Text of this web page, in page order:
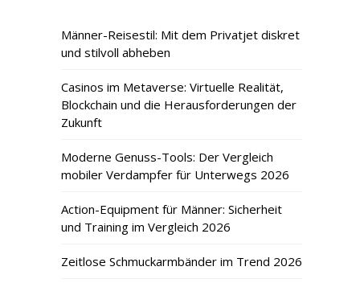
Männer-Reisestil: Mit dem Privatjet diskret
und stilvoll abheben
Casinos im Metaverse: Virtuelle Realität,
Blockchain und die Herausforderungen der
Zukunft
Moderne Genuss-Tools: Der Vergleich
mobiler Verdampfer für Unterwegs 2026
Action-Equipment für Männer: Sicherheit
und Training im Vergleich 2026
Zeitlose Schmuckarmbänder im Trend 2026